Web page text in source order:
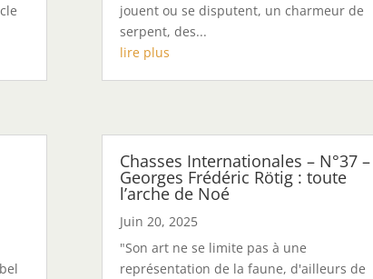
jouent ou se disputent, un charmeur de
serpent, des...
lire plus
Chasses Internationales – N°37 –
Georges Frédéric Rötig : toute
l’arche de Noé
Juin 20, 2025
"Son art ne se limite pas à une
représentation de la faune, d'ailleurs de